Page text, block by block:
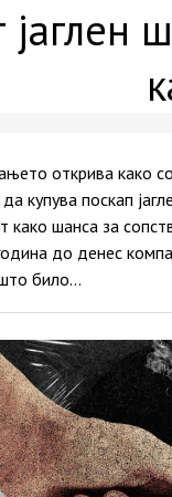
открива како
купува поскап
како шанса за
до денес
што било…